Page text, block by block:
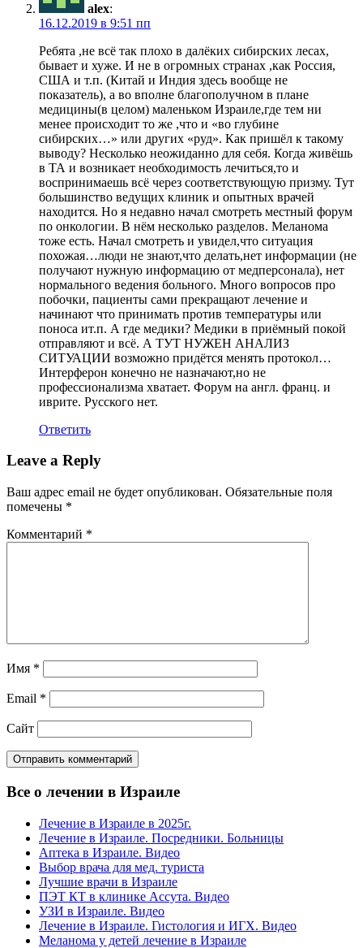
alex:
16.12.2019 в 9:51 пп
Ребята ,не всё так плохо в далёких сибирских лесах,
бывает и хуже. И не в огромных странах ,как Россия,
США и т.п. (Китай и Индия здесь вообще не
показатель), а во вполне благополучном в плане
медицины(в целом) маленьком Израиле,где тем ни
менее происходит то же ,что и «во глубине
сибирских…» или других «руд». Как пришёл к такому
выводу? Несколько неожиданно для себя. Когда живёшь
в ТА и возникает необходимость лечиться,то и
воспринимаешь всё через соответствующую призму. Тут
большинство ведущих клиник и опытных врачей
находится. Но я недавно начал смотреть местный форум
по онкологии. В нём несколько разделов. Меланома
тоже есть. Начал смотреть и увидел,что ситуация
похожая…люди не знают,что делать,нет информации (не
получают нужную информацию от медперсонала), нет
нормального ведения больного. Много вопросов про
побочки, пациенты сами прекращают лечение и
начинают что принимать против температуры или
поноса ит.п. А где медики? Медики в приёмный покой
отправляют и всё. А ТУТ НУЖЕН АНАЛИЗ
СИТУАЦИИ возможно придётся менять протокол…
Интерферон конечно не назначают,но не
профессионализма хватает. Форум на англ. франц. и
иврите. Русского нет.
Ответить
Leave a Reply
Ваш адрес email не будет опубликован. Обязательные поля
помечены *
Комментарий *
Имя *
Email *
Сайт
Все о лечении в Израиле
Лечение в Израиле в 2025г.
Лечение в Израиле. Посредники. Больницы
Аптека в Израиле. Видео
Выбор врача для мед. туриста
Лучшие врачи в Израиле
ПЭТ КТ в клинике Ассута. Видео
УЗИ в Израиле. Видео
Лечение в Израиле. Гистология и ИГХ. Видео
Меланома у детей лечение в Израиле